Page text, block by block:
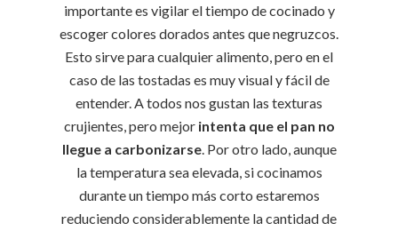
importante es vigilar el tiempo de cocinado y
escoger colores dorados antes que negruzcos.
Esto sirve para cualquier alimento, pero en el
caso de las tostadas es muy visual y fácil de
entender. A todos nos gustan las texturas
crujientes, pero mejor intenta que el pan no
llegue a carbonizarse. Por otro lado, aunque
la temperatura sea elevada, si cocinamos
durante un tiempo más corto estaremos
reduciendo considerablemente la cantidad de